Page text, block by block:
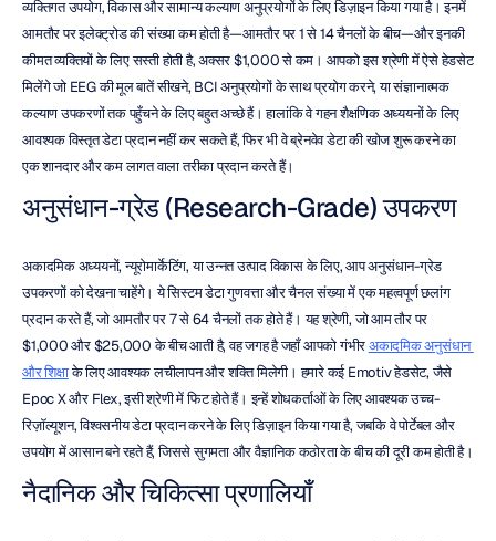
व्यक्तिगत उपयोग, विकास और सामान्य कल्याण अनुप्रयोगों के लिए डिज़ाइन किया गया है। इनमें
आमतौर पर इलेक्ट्रोड की संख्या कम होती है—आमतौर पर 1 से 14 चैनलों के बीच—और इनकी
कीमत व्यक्तियों के लिए सस्ती होती है, अक्सर $1,000 से कम। आपको इस श्रेणी में ऐसे हेडसेट
मिलेंगे जो EEG की मूल बातें सीखने, BCI अनुप्रयोगों के साथ प्रयोग करने, या संज्ञानात्मक
कल्याण उपकरणों तक पहुँचने के लिए बहुत अच्छे हैं। हालांकि वे गहन शैक्षणिक अध्ययनों के लिए
आवश्यक विस्तृत डेटा प्रदान नहीं कर सकते हैं, फिर भी वे ब्रेनवेव डेटा की खोज शुरू करने का
एक शानदार और कम लागत वाला तरीका प्रदान करते हैं।
अनुसंधान-ग्रेड (Research-Grade) उपकरण
अकादमिक अध्ययनों, न्यूरोमार्केटिंग, या उन्नत उत्पाद विकास के लिए, आप अनुसंधान-ग्रेड
उपकरणों को देखना चाहेंगे। ये सिस्टम डेटा गुणवत्ता और चैनल संख्या में एक महत्वपूर्ण छलांग
प्रदान करते हैं, जो आमतौर पर 7 से 64 चैनलों तक होते हैं। यह श्रेणी, जो आम तौर पर
$1,000 और $25,000 के बीच आती है, वह जगह है जहाँ आपको गंभीर अकादमिक अनुसंधान
और शिक्षा के लिए आवश्यक लचीलापन और शक्ति मिलेगी। हमारे कई Emotiv हेडसेट, जैसे
Epoc X और Flex, इसी श्रेणी में फिट होते हैं। इन्हें शोधकर्ताओं के लिए आवश्यक उच्च-
रिज़ॉल्यूशन, विश्वसनीय डेटा प्रदान करने के लिए डिज़ाइन किया गया है, जबकि वे पोर्टेबल और
उपयोग में आसान बने रहते हैं, जिससे सुगमता और वैज्ञानिक कठोरता के बीच की दूरी कम होती है।
नैदानिक और चिकित्सा प्रणालियाँ